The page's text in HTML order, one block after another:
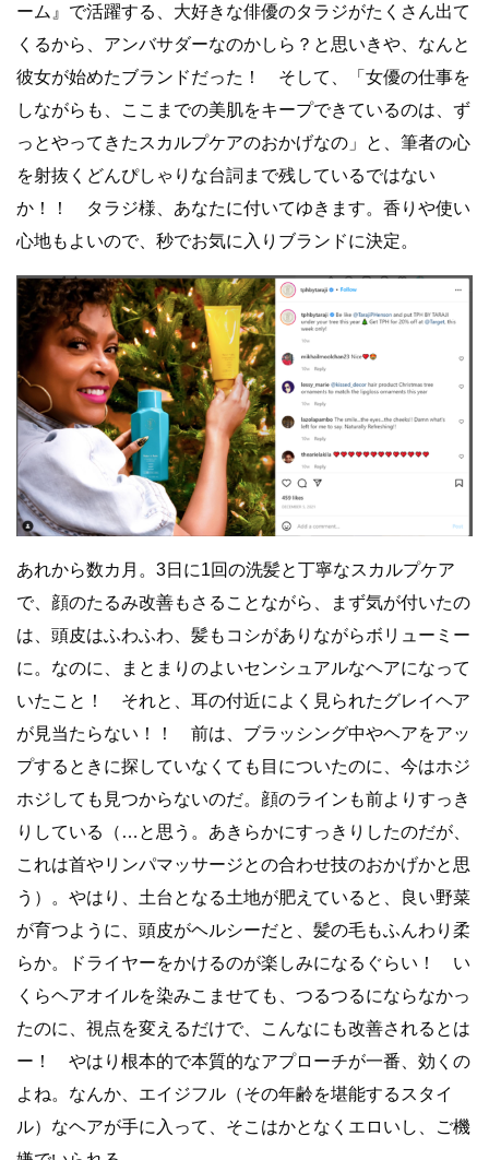
ーム』で活躍する、大好きな俳優のタラジがたくさん出て
くるから、アンバサダーなのかしら？と思いきや、なんと
彼女が始めたブランドだった！ そして、「女優の仕事を
しながらも、ここまでの美肌をキープできているのは、ず
っとやってきたスカルプケアのおかげなの」と、筆者の心
を射抜くどんぴしゃりな台詞まで残しているではない
か！！ タラジ様、あなたに付いてゆきます。香りや使い
心地もよいので、秒でお気に入りブランドに決定。
あれから数カ月。3日に1回の洗髪と丁寧なスカルプケア
で、顔のたるみ改善もさることながら、まず気が付いたの
は、頭皮はふわふわ、髪もコシがありながらボリューミー
に。なのに、まとまりのよいセンシュアルなヘアになって
いたこと！ それと、耳の付近によく見られたグレイヘア
が見当たらない！！ 前は、ブラッシング中やヘアをアッ
プするときに探していなくても目についたのに、今はホジ
ホジしても見つからないのだ。顔のラインも前よりすっき
りしている（…と思う。あきらかにすっきりしたのだが、
これは首やリンパマッサージとの合わせ技のおかげかと思
う）。やはり、土台となる土地が肥えていると、良い野菜
が育つように、頭皮がヘルシーだと、髪の毛もふんわり柔
らか。ドライヤーをかけるのが楽しみになるぐらい！ い
くらヘアオイルを染みこませても、つるつるにならなかっ
たのに、視点を変えるだけで、こんなにも改善されるとは
ー！ やはり根本的で本質的なアプローチが一番、効くの
よね。なんか、エイジフル（その年齢を堪能するスタイ
ル）なヘアが手に入って、そこはかとなくエロいし、ご機